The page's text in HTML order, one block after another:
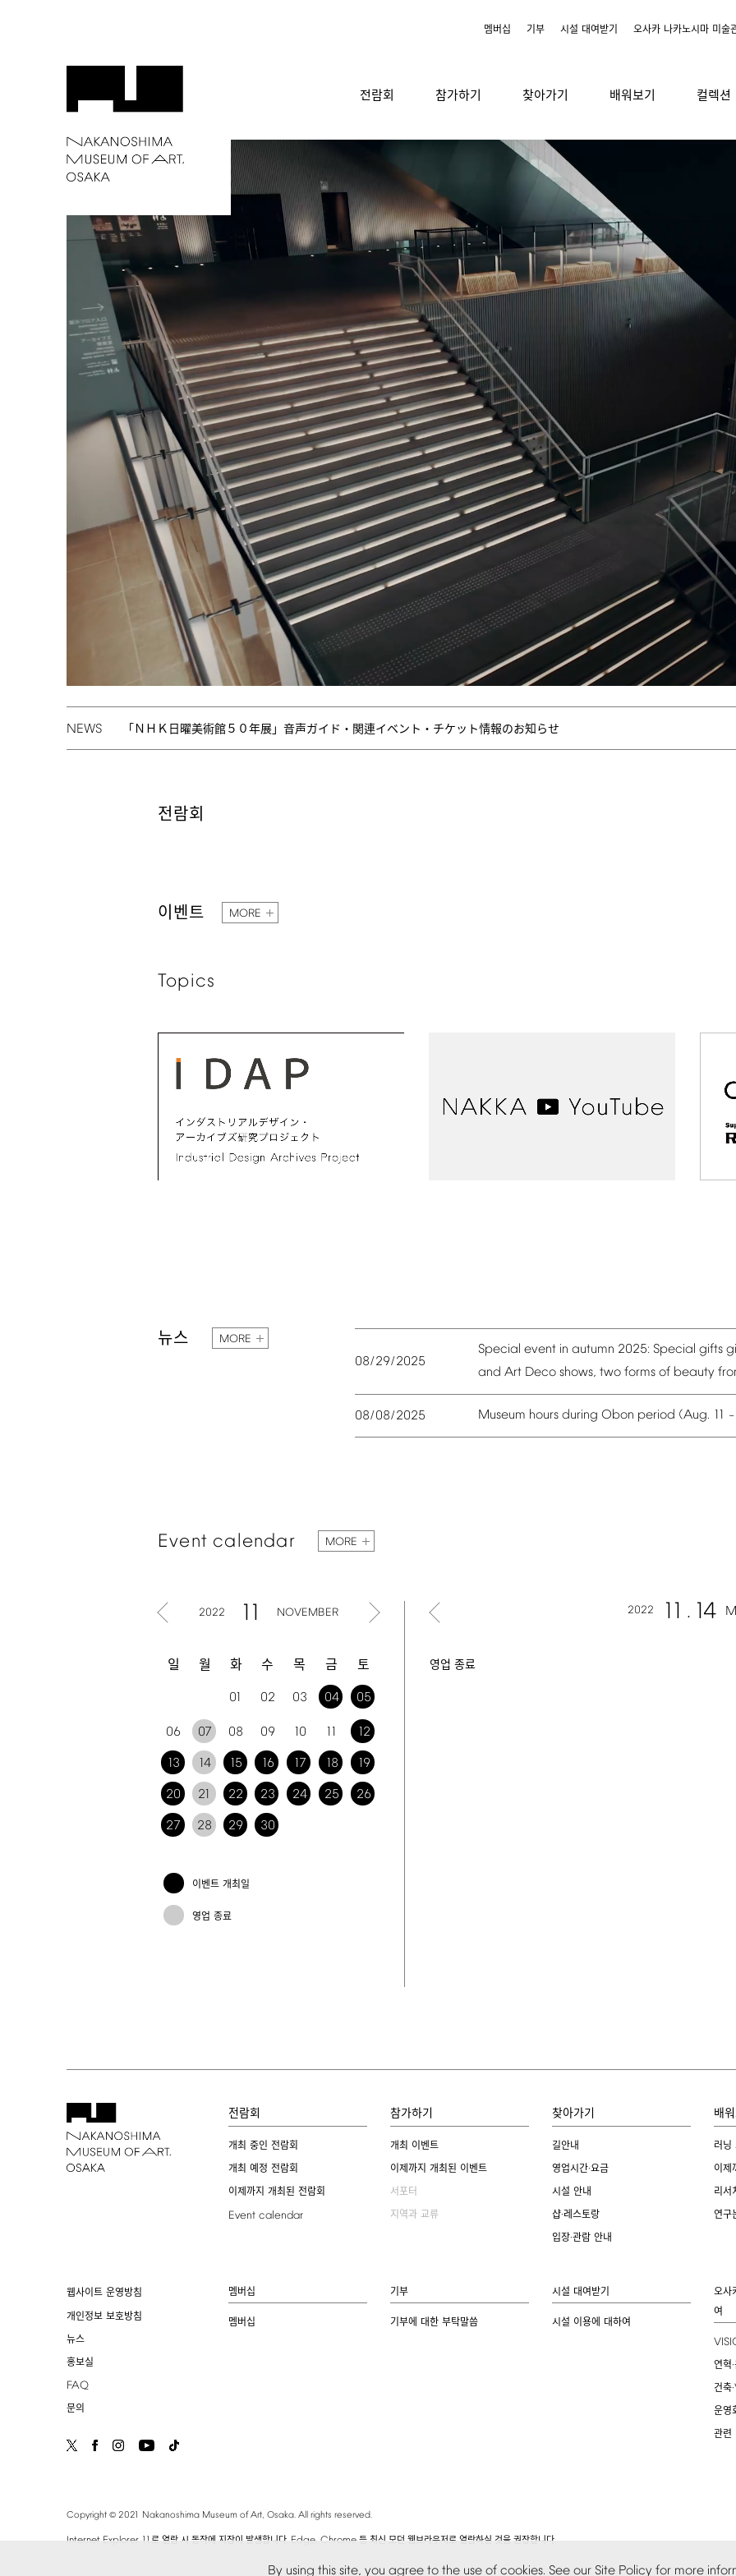
By using this site, you agree to the use of cookies. See our Site Policy for more
멤버십 기부 시설 대여받기 오사카 나카노시마 미술
전람회 참가하기 찾아가기 배워보기 컬렉션
NEWS 「ＮＨＫ日曜美術館５０年展」音声ガイド・関連イベント・チケット情報のお知らせ
전람회
이벤트 MORE
Topics
뉴스 MORE
08/29/2025
Special event in autumn 2025: Special gifts
and Art Deco shows, two forms of beauty
08/08/2025 Museum hours during Obon period (Aug. 11
Event calendar MORE
2022 11 NOVEMBER
일 월 화 수 목 금 토
01 02 03 04 05
06 07 08 09 10 11 12
13 14 15 16 17 18 19
20 21 22 23 24 25 26
27 28 29 30
이벤트 개최일
영업 종료
2022 11 14
영업 종료
전람회
개최 중인 전람회
개최 예정 전람회
이제까지 개최된 전람회
Event calendar
참가하기
개최 이벤트
이제까지 개최된 이벤트
서포터
지역과 교류
찾아가기
길안내
영업시간·요금
시설 안내
샵·레스토랑
입장·관람 안내
배
러닝
이
리서
연구
웹사이트 운영방침
개인정보 보호방침
뉴스
홍보실
FAQ
문의
멤버십
멤버십
기부
기부에 대한 부탁말씀
시설 대여받기
시설 이용에 대하여
오사
여
연혁
건축·
운영
관련
Copyright© 2021 Nakanoshima Museum of Art, Osaka. All rights reserved.
Internet Explorer 11 로 열람 시 동작에 지장이 발생합니다. Edge, Chrome등 최신 모던 웹브라우저로 열람하실 것을 권장합니다.